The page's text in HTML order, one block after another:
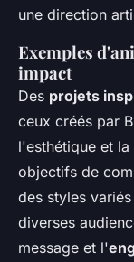
une direction
Exemples
impact
Des projets
ceux créés par
l'esthétique et
objectifs de
des styles
diverses
message et l'